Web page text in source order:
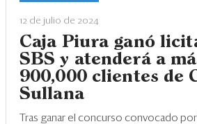
12 de julio de 2024
Caja Piura ganó
SBS y atenderá a
900,000 clientes de
Sullana
Tras ganar el concurso convocado por